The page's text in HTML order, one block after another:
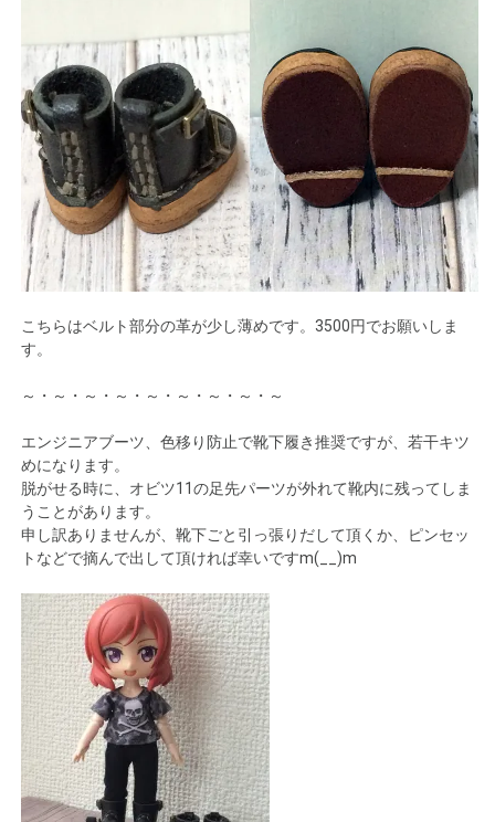
こちらはベルト部分の革が少し薄めです。3500円でお願いしま
す。
～・～・～・～・～・～・～・～・～
エンジニアブーツ、色移り防止で靴下履き推奨ですが、若干キツ
めになります。
脱がせる時に、オビツ11の足先パーツが外れて靴内に残ってしま
うことがあります。
申し訳ありませんが、靴下ごと引っ張りだして頂くか、ピンセッ
トなどで摘んで出して頂ければ幸いですm(__)m